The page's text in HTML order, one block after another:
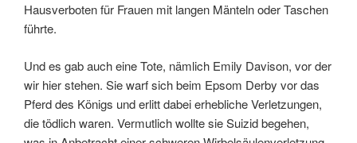
Hausverboten für Frauen mit langen Mänteln oder Taschen
führte.
Und es gab auch eine Tote, nämlich Emily Davison, vor der
wir hier stehen. Sie warf sich beim Epsom Derby vor das
Pferd des Königs und erlitt dabei erhebliche Verletzungen,
die tödlich waren. Vermutlich wollte sie Suizid begehen,